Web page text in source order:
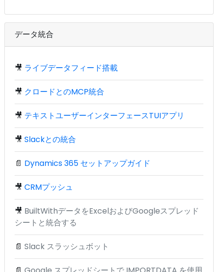
データ統合
🎥 ライブデータフィード搭載
🎥 クロードとのMCP統合
🎥 テキストユーザーインターフェースTUIアプリ
🎥 Slackとの統合
📄 Dynamics 365 セットアップガイド
🎥 CRMプッシュ
🎥 BuiltWithデータをExcelおよびGoogleスプレッド
シートと統合する
📄 Slack スラッシュボット